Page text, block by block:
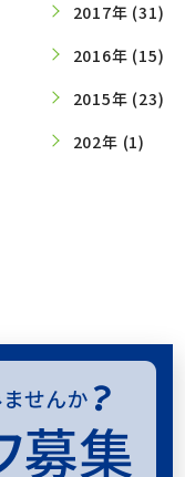
2017年 (31)
2016年 (15)
2015年 (23)
202年 (1)